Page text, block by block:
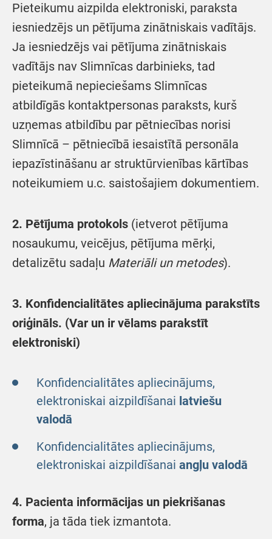
Pieteikumu aizpilda elektroniski, paraksta
iesniedzējs un pētījuma zinātniskais vadītājs.
Ja iesniedzējs vai pētījuma zinātniskais
vadītājs nav Slimnīcas darbinieks, tad
pieteikumā nepieciešams Slimnīcas
atbildīgās kontaktpersonas paraksts, kurš
uzņemas atbildību par pētniecības norisi
Slimnīcā – pētniecībā iesaistītā personāla
iepazīstināšanu ar struktūrvienības kārtības
noteikumiem u.c. saistošajiem dokumentiem.
2. Pētījuma protokols (ietverot pētījuma
nosaukumu, veicējus, pētījuma mērķi,
detalizētu sadaļu Materiāli un metodes).
3. Konfidencialitātes apliecinājuma parakstīts
oriģināls. (Var un ir vēlams parakstīt
elektroniski)
Konfidencialitātes apliecinājums,
elektroniskai aizpildīšanai latviešu
valodā
Konfidencialitātes apliecinājums,
elektroniskai aizpildīšanai angļu valodā
4. Pacienta informācijas un piekrišanas
forma, ja tāda tiek izmantota.